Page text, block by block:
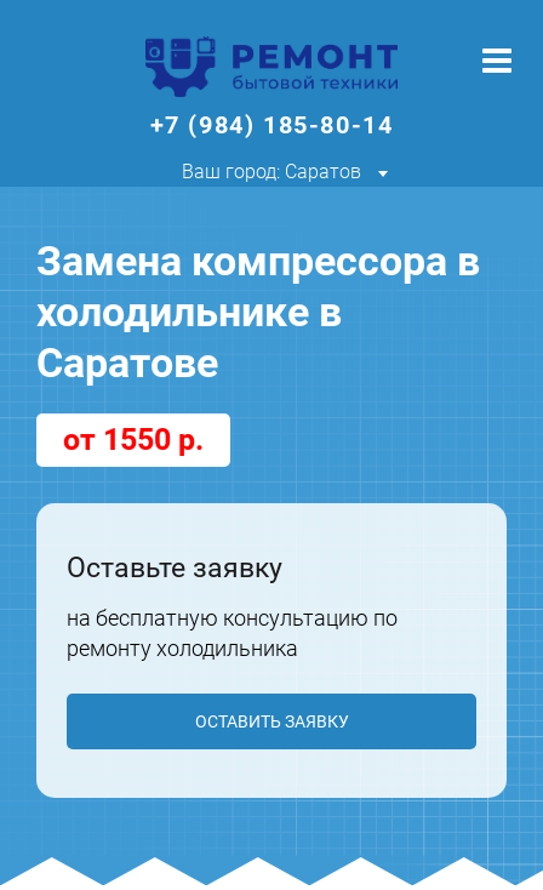
+7 (984) 185-80-14
Ваш город: Саратов
Замена компрессора в
холодильнике в
Саратове
от 1550 р.
Оставьте заявку
на бесплатную консультацию по
ремонту холодильника
ОСТАВИТЬ ЗАЯВКУ